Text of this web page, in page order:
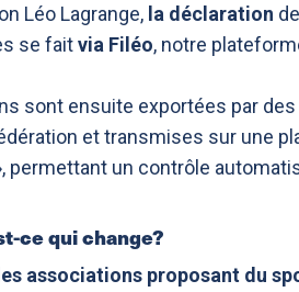
Léo Lagrange, la déclaration
se faitvia Filéo, notre
sont ensuite exportées par des
et transmises sur une
permettant un contrôle
ce qui change?
associations proposant du